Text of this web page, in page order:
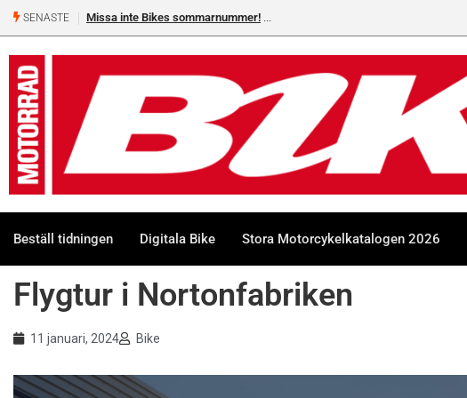
SENASTE Missa inte Bikes sommarnummer!
Beställ tidningen Digitala Bike Stora Motorcykelkatalogen 2026
Flygtur i Nortonfabriken
11 januari, 2024 Bike